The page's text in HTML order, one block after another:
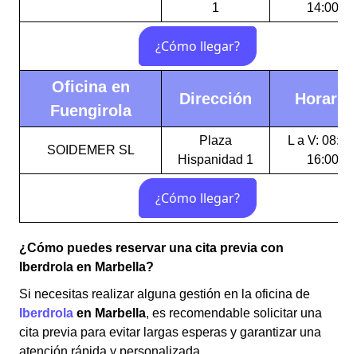
1
14:00
Oficina en
Fuengirola
Dirección Horario
SOIDEMER SL
Plaza
Hispanidad 1
L a V: 08:00-
16:00
¿Cómo puedes reservar una cita previa con
Iberdrola en Marbella?
Si necesitas realizar alguna gestión en la oficina de
Iberdrola en Marbella, es recomendable solicitar una
cita previa para evitar largas esperas y garantizar una
atención rápida y personalizada.